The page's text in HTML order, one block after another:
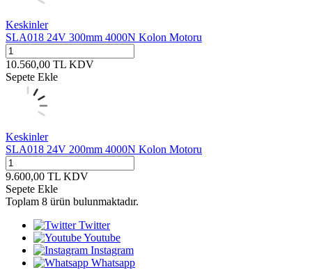
Keskinler
SLA018 24V 300mm 4000N Kolon Motoru
10.560,00 TL KDV
Sepete Ekle
Keskinler
SLA018 24V 200mm 4000N Kolon Motoru
9.600,00 TL KDV
Sepete Ekle
Toplam 8 ürün bulunmaktadır.
Twitter
Youtube
Instagram
Whatsapp